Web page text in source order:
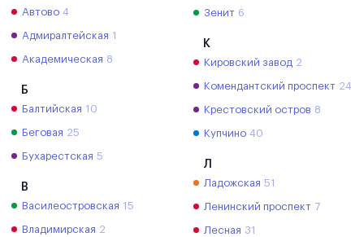
Автово 4
Адмиралтейская 1
Академическая 8
Б
Балтийская 10
Беговая 25
Бухарестская 5
В
Василеостровская 15
Владимирская 2
Зенит 6
К
Кировский завод 2
Комендантский проспект 24
Крестовский остров 8
Купчино 40
Л
Ладожская 51
Ленинский проспект 7
Лесная 31